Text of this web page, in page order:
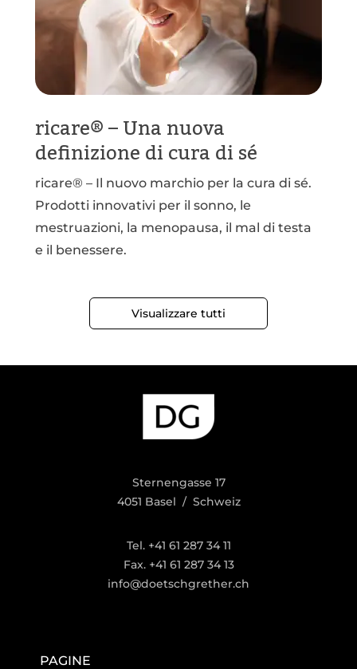
ricare® – Una nuova
definizione di cura di sé
ricare® – Il nuovo marchio per la cura di sé.
Prodotti innovativi per il sonno, le
mestruazioni, la menopausa, il mal di testa
e il benessere.
Visualizzare tutti
Sternengasse 17
4051 Basel / Schweiz
Tel. +41 61 287 34 11
Fax. +41 61 287 34 13
info@doetschgrether.ch
PAGINE